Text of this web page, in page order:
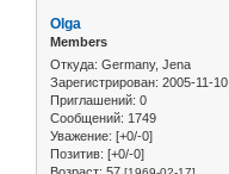
Olga
Members
Откуда: Germany, Jena
Зарегистрирован: 2005-11-10
Приглашений: 0
Сообщений: 1749
Уважение: [+0/-0]
Позитив: [+0/-0]